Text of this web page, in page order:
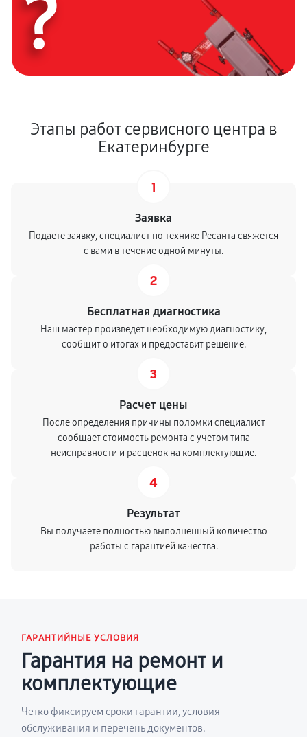
?
Этапы работ сервисного центра в
Екатеринбурге
1
Заявка
Подаете заявку, специалист по технике Ресанта свяжется
с вами в течение одной минуты.
2
Бесплатная диагностика
Наш мастер произведет необходимую диагностику,
сообщит о итогах и предоставит решение.
3
Расчет цены
После определения причины поломки специалист
сообщает стоимость ремонта с учетом типа
неисправности и расценок на комплектующие.
4
Результат
Вы получаете полностью выполненный количество
работы с гарантией качества.
ГАРАНТИЙНЫЕ УСЛОВИЯ
Гарантия на ремонт и
комплектующие
Четко фиксируем сроки гарантии, условия
обслуживания и перечень документов.